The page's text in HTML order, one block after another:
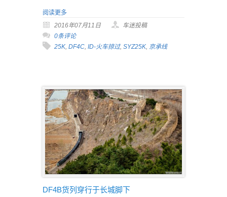
阅读更多
2016年07月11日
车迷投稿
0条评论
25K DF4C ID-火车掠过, SYZ25K 京承线
DF4B货列穿行于长城脚下